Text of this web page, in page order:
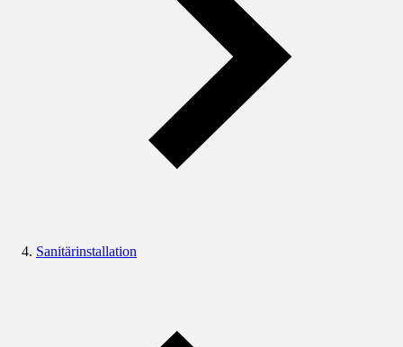
Sanitärinstallation